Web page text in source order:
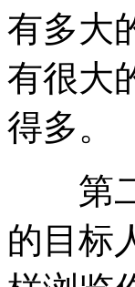
有多大
有很大
得多。
第二
的目标